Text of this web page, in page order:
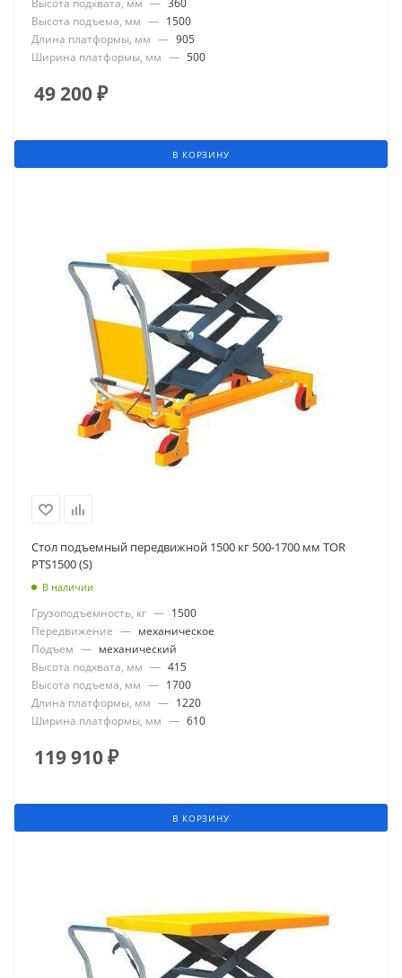
Высота подхвата, мм — 360
Высота подъема, мм — 1500
Длина платформы, мм — 905
Ширина платформы, мм — 500
49 200₽
В КОРЗИНУ
Стол подъемный передвижной 1500 кг 500-1700 мм TOR
PTS1500 (S)
В наличии
Грузоподъемность, кг — 1500
Передвижение — механическое
Подъем — механический
Высота подхвата, мм — 415
Высота подъема, мм — 1700
Длина платформы, мм — 1220
Ширина платформы, мм — 610
119 910₽
В КОРЗИНУ